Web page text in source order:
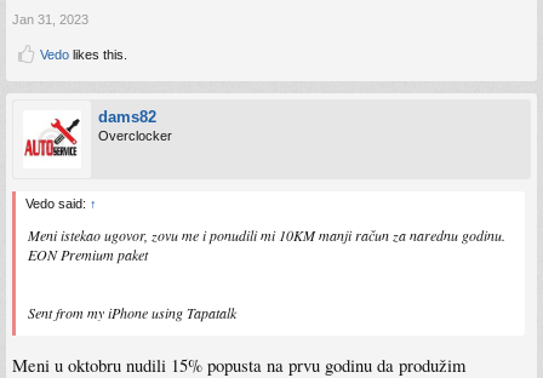
Jan 31, 2023
Vedo likes this.
dams82
Overclocker
Vedo said: ↑
Meni istekao ugovor, zovu me i ponudili mi 10KM manji račun za narednu godinu.
EON Premium paket
Sent from my iPhone using Tapatalk
Meni u oktobru nudili 15% popusta na prvu godinu da produžim